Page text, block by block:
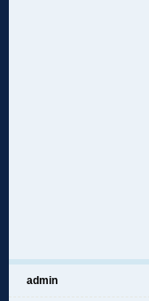
admin